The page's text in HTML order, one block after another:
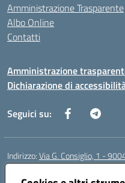
Amministrazione Trasparente
Albo Online
Contatti
Amministrazione
Dichiarazione di
Seguici su:
Indirizzo:Via G. Consiglio, 1 -
Centralino: